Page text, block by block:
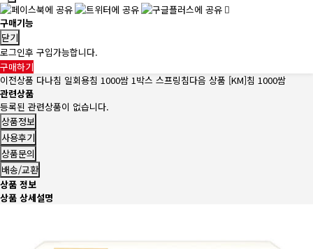
구매기능
닫기
로그인후 구입가능합니다.
구매하기
이전상품 다나침 일회용침 1000쌈 1박스 스프링침다음 상품 [KM]침 1000쌈
관련상품
등록된 관련상품이 없습니다.
상품정보
사용후기
상품문의
배송/교환
상품 정보
상품 상세설명